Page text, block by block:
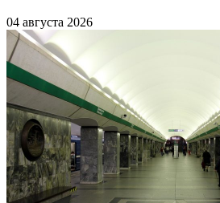
04 августа 2026